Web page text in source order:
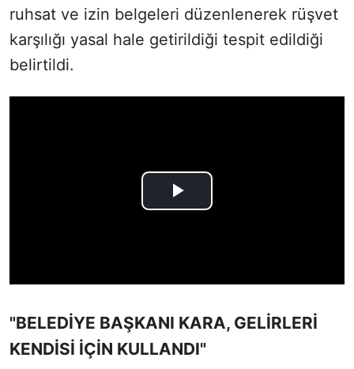
ruhsat ve izin belgeleri düzenlenerek rüşvet
karşılığı yasal hale getirildiği tespit edildiği
belirtildi.
"BELEDİYE BAŞKANI KARA, GELİRLERİ
KENDİSİ İÇİN KULLANDI"